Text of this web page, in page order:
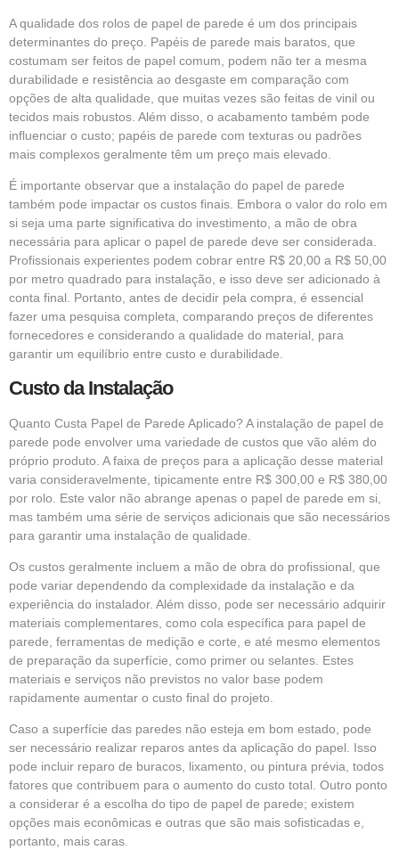
A qualidade dos rolos de papel de parede é um dos principais
determinantes do preço. Papéis de parede mais baratos, que
costumam ser feitos de papel comum, podem não ter a mesma
durabilidade e resistência ao desgaste em comparação com
opções de alta qualidade, que muitas vezes são feitas de vinil ou
tecidos mais robustos. Além disso, o acabamento também pode
influenciar o custo; papéis de parede com texturas ou padrões
mais complexos geralmente têm um preço mais elevado.
É importante observar que a instalação do papel de parede
também pode impactar os custos finais. Embora o valor do rolo em
si seja uma parte significativa do investimento, a mão de obra
necessária para aplicar o papel de parede deve ser considerada.
Profissionais experientes podem cobrar entre R$ 20,00 a R$ 50,00
por metro quadrado para instalação, e isso deve ser adicionado à
conta final. Portanto, antes de decidir pela compra, é essencial
fazer uma pesquisa completa, comparando preços de diferentes
fornecedores e considerando a qualidade do material, para
garantir um equilíbrio entre custo e durabilidade.
Custo da Instalação
Quanto Custa Papel de Parede Aplicado? A instalação de papel de
parede pode envolver uma variedade de custos que vão além do
próprio produto. A faixa de preços para a aplicação desse material
varia consideravelmente, tipicamente entre R$ 300,00 e R$ 380,00
por rolo. Este valor não abrange apenas o papel de parede em si,
mas também uma série de serviços adicionais que são necessários
para garantir uma instalação de qualidade.
Os custos geralmente incluem a mão de obra do profissional, que
pode variar dependendo da complexidade da instalação e da
experiência do instalador. Além disso, pode ser necessário adquirir
materiais complementares, como cola específica para papel de
parede, ferramentas de medição e corte, e até mesmo elementos
de preparação da superfície, como primer ou selantes. Estes
materiais e serviços não previstos no valor base podem
rapidamente aumentar o custo final do projeto.
Caso a superfície das paredes não esteja em bom estado, pode
ser necessário realizar reparos antes da aplicação do papel. Isso
pode incluir reparo de buracos, lixamento, ou pintura prévia, todos
fatores que contribuem para o aumento do custo total. Outro ponto
a considerar é a escolha do tipo de papel de parede; existem
opções mais econômicas e outras que são mais sofisticadas e,
portanto, mais caras.